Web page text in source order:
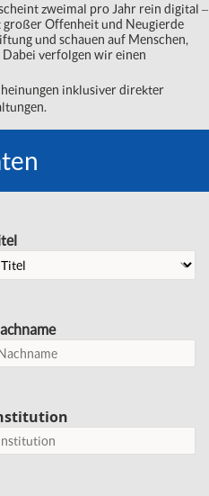
zweimal pro Jahr rein digital ‒
großer Offenheit und Neugierde
und schauen auf Menschen,
verfolgen wir einen
inklusiver direkter